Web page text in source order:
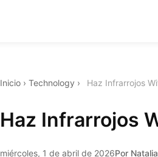
Inicio › Technology › Haz Infrarrojos
Haz Infrarrojos
miércoles, 1 de abril de 2026Por